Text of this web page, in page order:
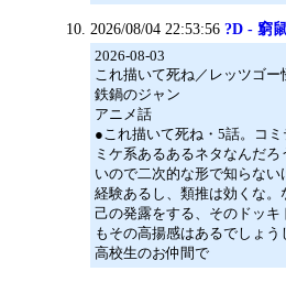
2026/08/04 22:53:56 ?D - 窮
2026-08-03
これ描いて死ね／レッツゴ
鉄鍋のジャン
アニメ話
●これ描いて死ね・5話。コ
ミケ系あるあるネタなんだ
いので二次的な形で知らな
経験あるし、類推は効くな。
己の発露をする、そのドッキ
もその高揚感はあるでしょう
高校生のお仲間で